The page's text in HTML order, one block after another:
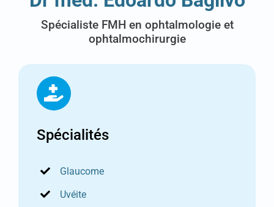
Spécialiste FMH en ophtalmologie et
ophtalmochirurgie
Spécialités
Glaucome
Uvéite